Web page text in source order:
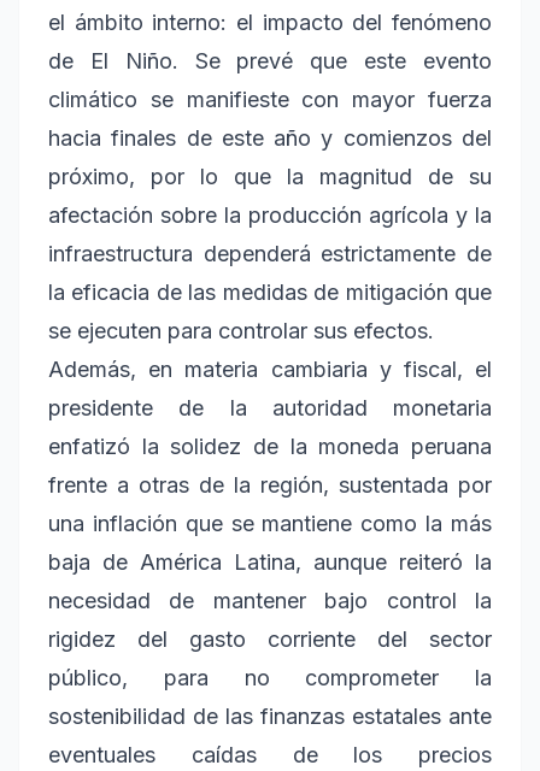
el ámbito interno: el impacto del fenómeno
de El Niño. Se prevé que este evento
climático se manifieste con mayor fuerza
hacia finales de este año y comienzos del
próximo, por lo que la magnitud de su
afectación sobre la producción agrícola y la
infraestructura dependerá estrictamente de
la eficacia de las medidas de mitigación que
se ejecuten para controlar sus efectos.
Además, en materia cambiaria y fiscal, el
presidente de la autoridad monetaria
enfatizó la solidez de la moneda peruana
frente a otras de la región, sustentada por
una inflación que se mantiene como la más
baja de América Latina, aunque reiteró la
necesidad de mantener bajo control la
rigidez del gasto corriente del sector
público, para no comprometer la
sostenibilidad de las finanzas estatales ante
eventuales caídas de los precios